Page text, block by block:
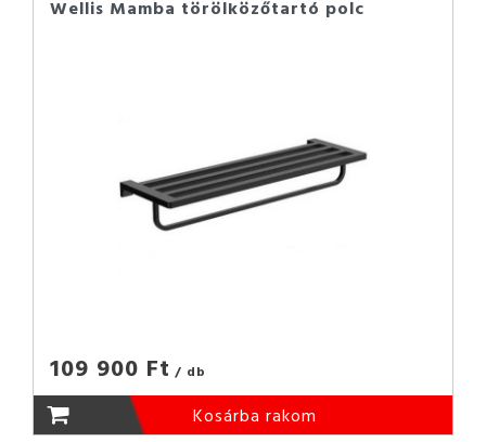
Wellis Mamba törölközőtartó polc
109 900 Ft / db
Kosárba rakom